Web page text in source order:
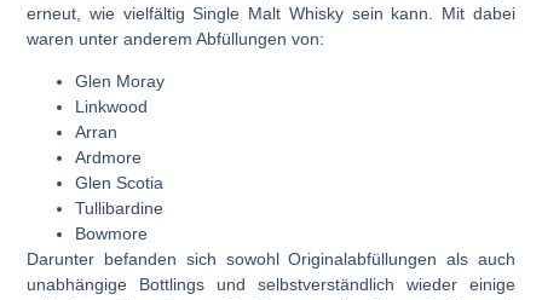
erneut, wie vielfältig Single Malt Whisky sein kann. Mit dabei
waren unter anderem Abfüllungen von:
Glen Moray
Linkwood
Arran
Ardmore
Glen Scotia
Tullibardine
Bowmore
Darunter befanden sich sowohl Originalabfüllungen als auch
unabhängige Bottlings und selbstverständlich wieder einige